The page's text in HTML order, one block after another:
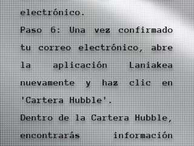
electrónico.
Paso 6: Una vez confirmado
tu correo electrónico, abre
la aplicación Laniakea
nuevamente y haz clic en
'Cartera Hubble'.
Dentro de la Cartera Hubble,
encontrarás información